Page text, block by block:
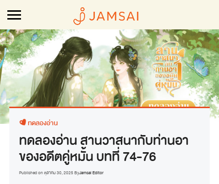
ทดลองอ่าน
ทดลองอ่าน สานวาสนากับท่านอา
ของอดีตคู่หมั้น บทที่ 74-76
Published on ตุลาคม 30, 2025 ByJamsai Editor